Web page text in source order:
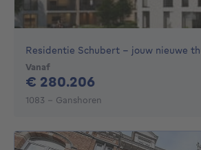
Residentie Schubert - jouw nieuwe
Vanaf
€ 280.206
1083 - Ganshoren